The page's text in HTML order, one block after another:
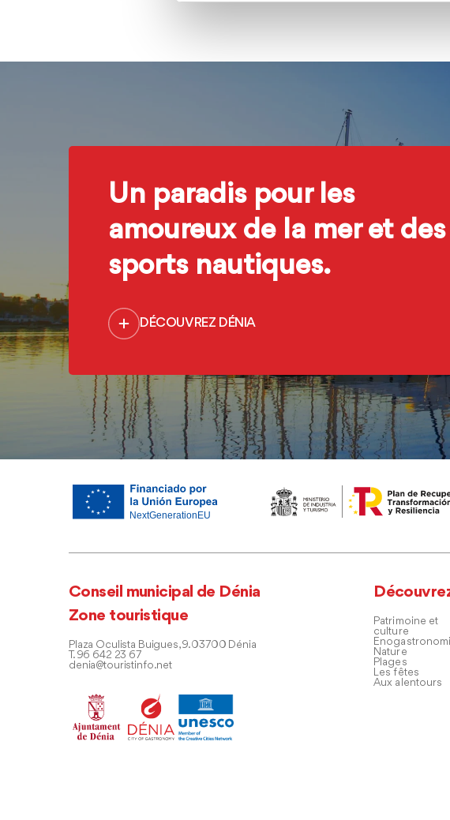
Un paradis pour les
amoureux de la mer et des
sports nautiques.
DÉCOUVREZ DÉNIA
Conseil municipal de Dénia
Zone touristique
Plaza Oculista Buigues, 9. 03700 Dénia
T. 96 642 23 67
denia@touristinfo.net
Patrimoine et
culture
Nature
Plages
Les fêtes
Aux alentours